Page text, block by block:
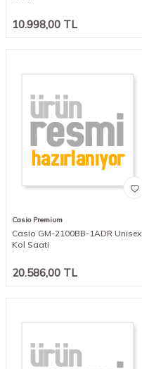
10.998,00 TL
Casio Premium
Casio GM-2100BB-1ADR Unisex
Kol Saati
20.586,00 TL